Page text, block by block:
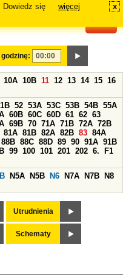
Dowiedz się
więcej x
godzinę:
10A 10B 11 12 13 14 15 16
52 53A 53C 53B 54B 55A
60B 60C 60D 61 62 63
69B 70 71A 71B 72A 72B
81A 81B 82A 82B 83 84A
88B 88C 88D 89 90 91A 91B
99 100 101 201 202 6.
F1
N5A N5B N6 N7A N7B
N8
Utrudnienia
Schematy